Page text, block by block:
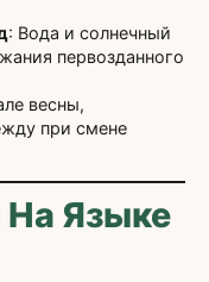
: Вода и солнечный
первозданного
весны,
при смене
Языке